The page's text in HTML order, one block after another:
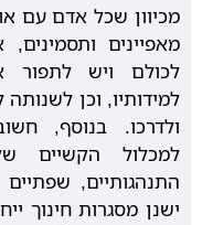
מכיוון שכל אדם עם
מאפיינים
לכולם ויש לתפור
למידותיו, וכן
ולדרכו. בנוסף,
למכלול הקשיים
התנהגותיים,
ישנן מסגרות חינוך